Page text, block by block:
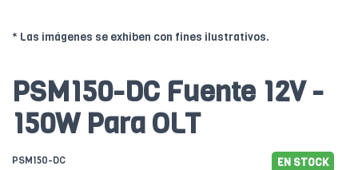
* Las imágenes se exhiben con fines ilustrativos.
PSM150-DC Fuente 12V -
150W Para OLT
PSM150-DC EN STOCK